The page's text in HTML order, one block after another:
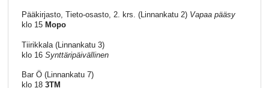
Pääkirjasto, Tieto-osasto, 2. krs. (Linnankatu 2) Vapaa pääsy
klo 15 Mopo
Tiirikkala (Linnankatu 3)
klo 16 Synttäripäivällinen
Bar Ö (Linnankatu 7)
klo 18 3TM